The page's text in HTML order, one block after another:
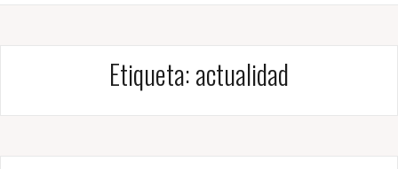
Etiqueta:actualidad